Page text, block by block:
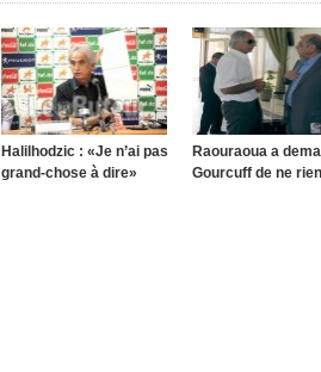
Halilhodzic : «Je n’ai pas
grand-chose à dire»
Raouraoua a
Gourcuff de ne